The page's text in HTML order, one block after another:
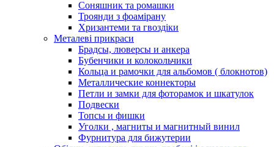
Соняшник та ромашки
Троянди з фоамірану
Хризантеми та гвоздіки
Металеві прикраси
Брадсы, люверсы и анкера
Бубенчики и колокольчики
Кольца и рамочки для альбомов ( блокнотов)
Металлические коннекторы
Петли и замки для фоторамок и шкатулок
Подвески
Топсы и фишки
Уголки , магниты и магнитный винил
Фурнитура для бижутерии